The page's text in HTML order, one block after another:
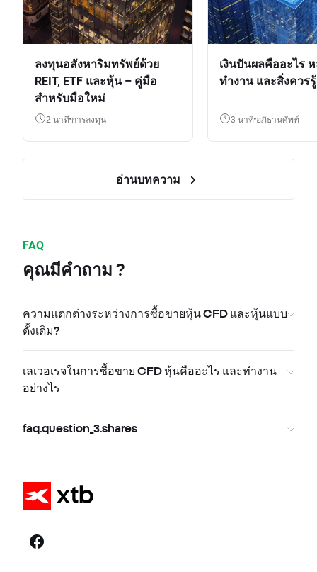
ลงทุนอสังหาริมทรัพย์ด้วย
REIT, ETF และหุ้น – คู่มือ
สำหรับมือใหม่
2 นาที การลงทุน
เงินปันผลคืออะไร
ทำงาน และสิ่งควรรู้
3 นาที อภิธานศัพท์
อ่านบทความ
FAQ
คุณมีคำถาม ?
ความแตกต่างระหว่างการซื้อขายหุ้น CFD และหุ้นแบบ
ดั้งเดิม?
เลเวอเรจในการซื้อขาย CFD หุ้นคืออะไร และทำงาน
อย่างไร
faq.question_3.shares